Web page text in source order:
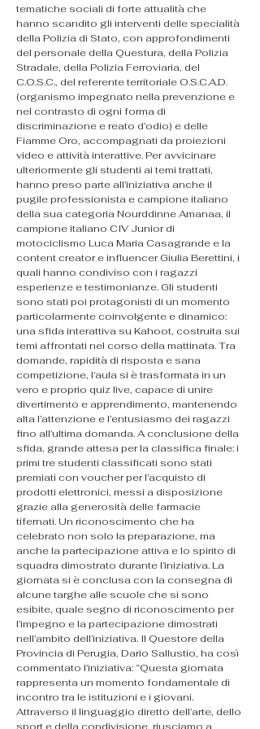
tematiche sociali di forte attualità che
hanno scandito gli interventi delle specialità
della Polizia di Stato, con approfondimenti
del personale della Questura, della Polizia
Stradale, della Polizia Ferroviaria, del
C.O.S.C., del referente territoriale O.S.C.A.D.
(organismo impegnato nella prevenzione e
nel contrasto di ogni forma di
discriminazione e reato d’odio) e delle
Fiamme Oro, accompagnati da proiezioni
video e attività interattive. Per avvicinare
ulteriormente gli studenti ai temi trattati,
hanno preso parte all’iniziativa anche il
pugile professionista e campione italiano
della sua categoria Nourddinne Amanaa, il
campione italiano CIV Junior di
motociclismo Luca Maria Casagrande e la
content creator e influencer Giulia Berettini, i
quali hanno condiviso con i ragazzi
esperienze e testimonianze. Gli studenti
sono stati poi protagonisti di un momento
particolarmente coinvolgente e dinamico:
una sfida interattiva su Kahoot, costruita sui
temi affrontati nel corso della mattinata. Tra
domande, rapidità di risposta e sana
competizione, l’aula si è trasformata in un
vero e proprio quiz live, capace di unire
divertimento e apprendimento, mantenendo
alta l’attenzione e l’entusiasmo dei ragazzi
fino all’ultima domanda. A conclusione della
sfida, grande attesa per la classifica finale: i
primi tre studenti classificati sono stati
premiati con voucher per l’acquisto di
prodotti elettronici, messi a disposizione
grazie alla generosità delle farmacie
tifernati. Un riconoscimento che ha
celebrato non solo la preparazione, ma
anche la partecipazione attiva e lo spirito di
squadra dimostrato durante l’iniziativa. La
giornata si è conclusa con la consegna di
alcune targhe alle scuole che si sono
esibite, quale segno di riconoscimento per
l’impegno e la partecipazione dimostrati
nell’ambito dell’iniziativa. Il Questore della
Provincia di Perugia, Dario Sallustio, ha così
commentato l’iniziativa: “Questa giornata
rappresenta un momento fondamentale di
incontro tra le istituzioni e i giovani.
Attraverso il linguaggio diretto dell’arte, dello